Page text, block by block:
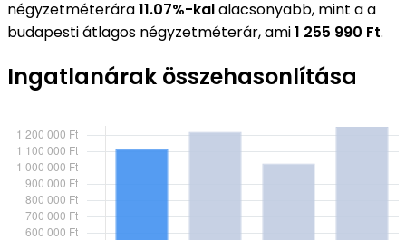
négyzetméterára11.07%-kalalacsonyabb, mint a a
budapesti átlagos négyzetméterár, ami1 255 990 Ft.
Ingatlanárak összehasonlítása